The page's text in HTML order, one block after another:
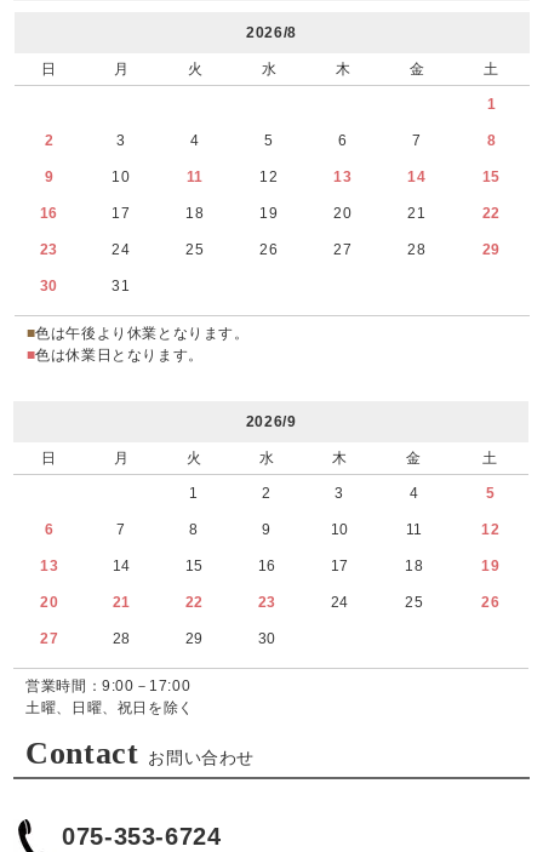
2026/8
日 月 火 水 木 金 土
1
2 3 4 5 6 7 8
9 10 11 12 13 14 15
16 17 18 19 20 21 22
23 24 25 26 27 28 29
30 31
■色は午後より休業となります。
■色は休業日となります。
2026/9
日 月 火 水 木 金 土
1 2 3 4 5
6 7 8 9 10 11 12
13 14 15 16 17 18 19
20 21 22 23 24 25 26
27 28 29 30
営業時間：9:00－17:00
土曜、日曜、祝日を除く
Contact お問い合わせ
075-353-6724